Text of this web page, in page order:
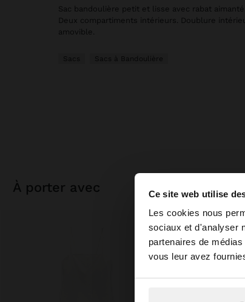
Ce site web utilise
Les cookies nous
sociaux et d'analyser
partenaires de
vous leur avez
bonjour
Vous
Sac bandoulière petit et lisse avec rabat
Deux compartiments intérieurs. Doublure
amovible.
Sacs Sacs à Bandoulière
à porter avec